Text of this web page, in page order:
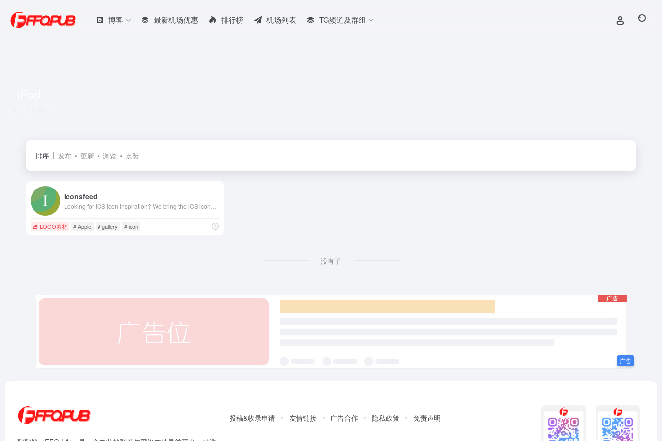
博客 最新机场优惠 排行榜 机场列表 TG频道及群组
排序 发布 更新 浏览 点赞
Iconsfeed
LOGO素材 # Apple # gallery # icon
没有了
投稿&收录申请 友情链接 广告合作 隐私政策 免责声明